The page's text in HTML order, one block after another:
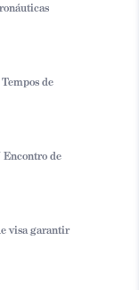
de
Encontro de
visa garantir